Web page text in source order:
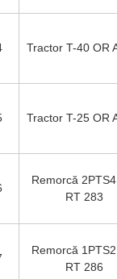
Tractor T-40 OR
Tractor T-25 OR
Remorcă
RT 283
Remorcă
RT 286